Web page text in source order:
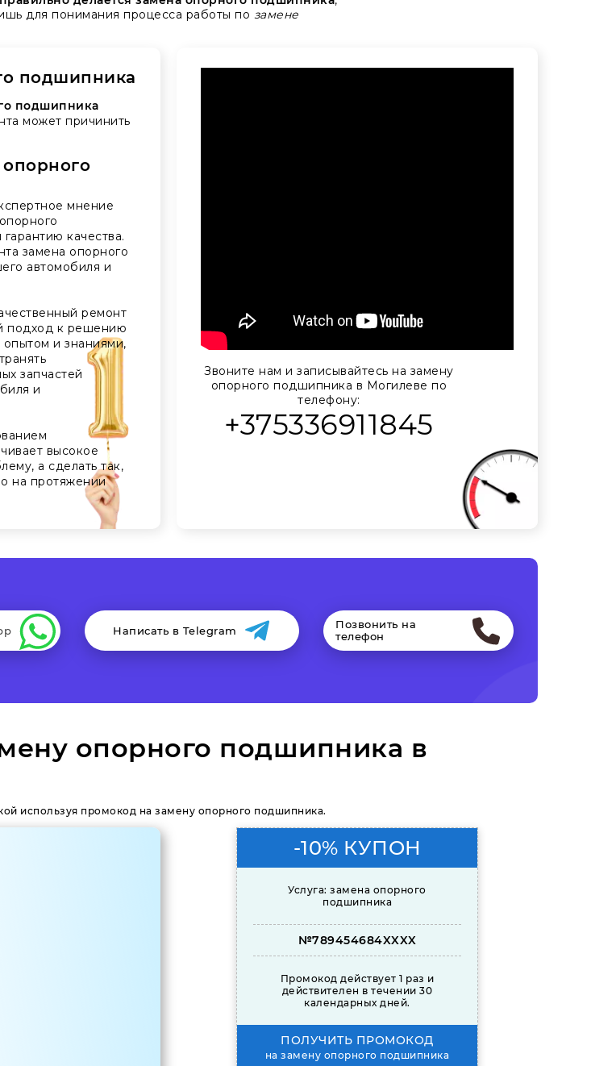
для понимания процесса работы по замене
подшипника
подшипника
может причинить
мнение
качества.
замена опорного
автомобиля и
ремонт
подход к решению
и знаниями,
запчастей
и
высокое
а сделать так,
на протяжении
Звоните нам и записывайтесь на замену
опорного подшипника в Могилеве по
телефону:
+375336911845
Написать в Telegram
Позвонить на
телефон
опорного подшипника в
используя промокод на замену опорного подшипника.
-10% КУПОН
Услуга: замена опорного
подшипника
№789454684XXXX
Промокод действует 1 раз и
действителен в течении 30
календарных дней.
ПОЛУЧИТЬ ПРОМОКОД
на замену опорного подшипника